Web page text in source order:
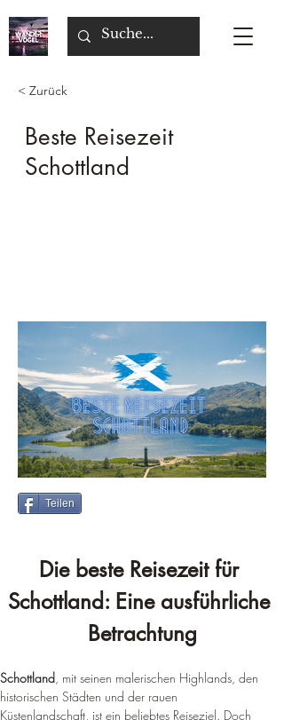
< Zurück
Beste Reisezeit
Schottland
Teilen
Die beste Reisezeit für
Schottland: Eine ausführliche
Betrachtung
Schottland, mit seinen malerischen Highlands, den
historischen Städten und der rauen
Küstenlandschaft, ist ein beliebtes Reiseziel. Doch